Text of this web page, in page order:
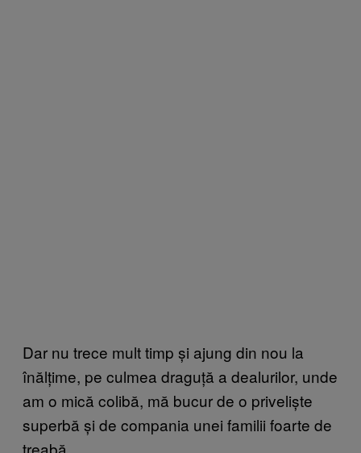
Dar nu trece mult timp și ajung din nou la
înălțime, pe culmea draguță a dealurilor, unde
am o mică colibă, mă bucur de o priveliște
superbă și de compania unei familii foarte de
treabă.